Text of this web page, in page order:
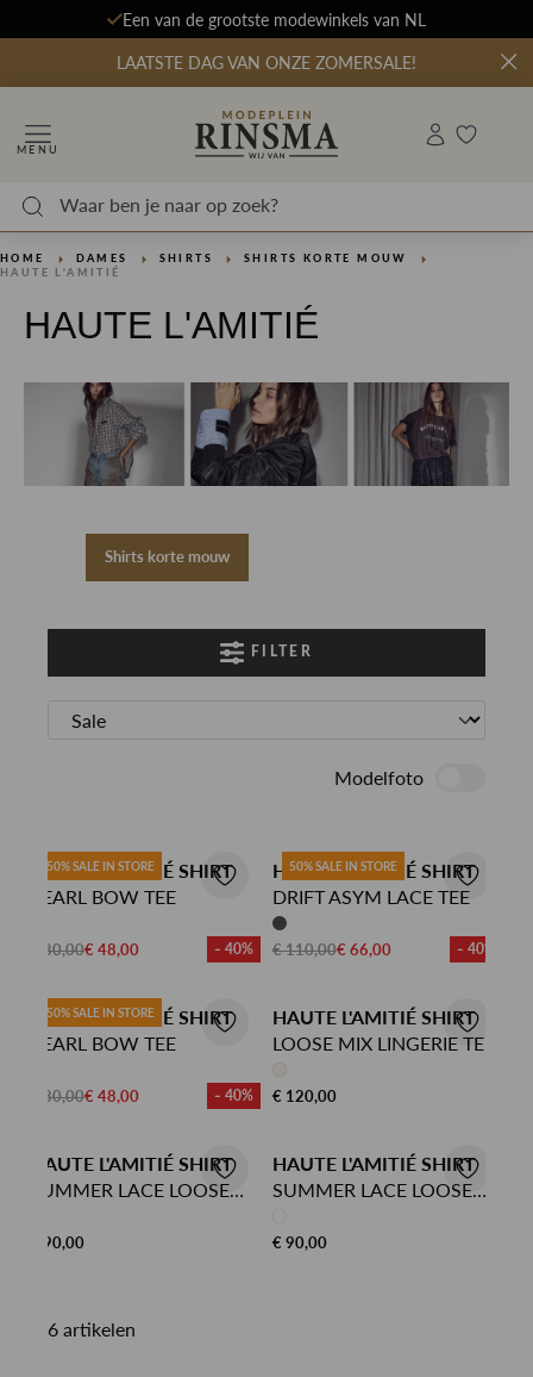
Een van de grootste modewinkels van NL
LAATSTE DAG VAN ONZE ZOMERSALE!
MENU
HOME DAMES SHIRTS
SHIRTS KORTE MOUW
HAUTE L'AMITIÉ
HAUTE L'AMITIÉ
Shirts korte mouw
FILTER
Modelfoto
50% SALE IN STORE
HAUTE L'AMITIÉ SHIRT
PEARL BOW TEE
€ 80,00€ 48,00 - 40%
50% SALE IN STORE
HAUTE L'AMITIÉ SHIRT
DRIFT ASYM LACE TEE
€ 110,00€ 66,00 - 40%
50% SALE IN STORE
HAUTE L'AMITIÉ SHIRT
PEARL BOW TEE
€ 80,00€ 48,00 - 40%
HAUTE L'AMITIÉ SHIRT
LOOSE MIX LINGERIE TEE
€ 120,00
HAUTE L'AMITIÉ SHIRT
SUMMER LACE LOOSE
€ 90,00
HAUTE L'AMITIÉ SHIRT
SUMMER LACE LOOSE
€ 90,00
6 artikelen